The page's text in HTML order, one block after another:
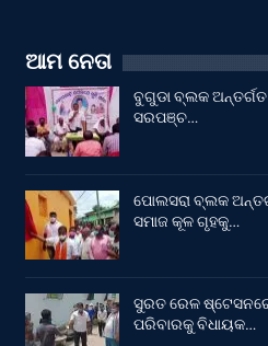
ଆମ ନେତା
ବୁଗୁଡା ବ୍ଲକ ଅନ୍ତର୍ଗତ
ସରପଞ୍ଚ…
ପୋଲସରା ବ୍ଲକ
ସମାଜ କୂଳ ଗୃହକୁ…
ସୁରତ ରେଳ
ପରିବାରକୁ ବିଧାୟକ…